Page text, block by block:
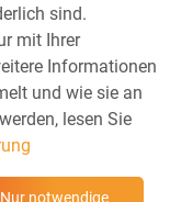
sind.
mit Ihrer
Informationen
und wie sie an
lesen Sie
Nur notwendige